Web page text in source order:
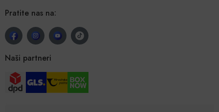
Pratite nas na:
Naši partneri